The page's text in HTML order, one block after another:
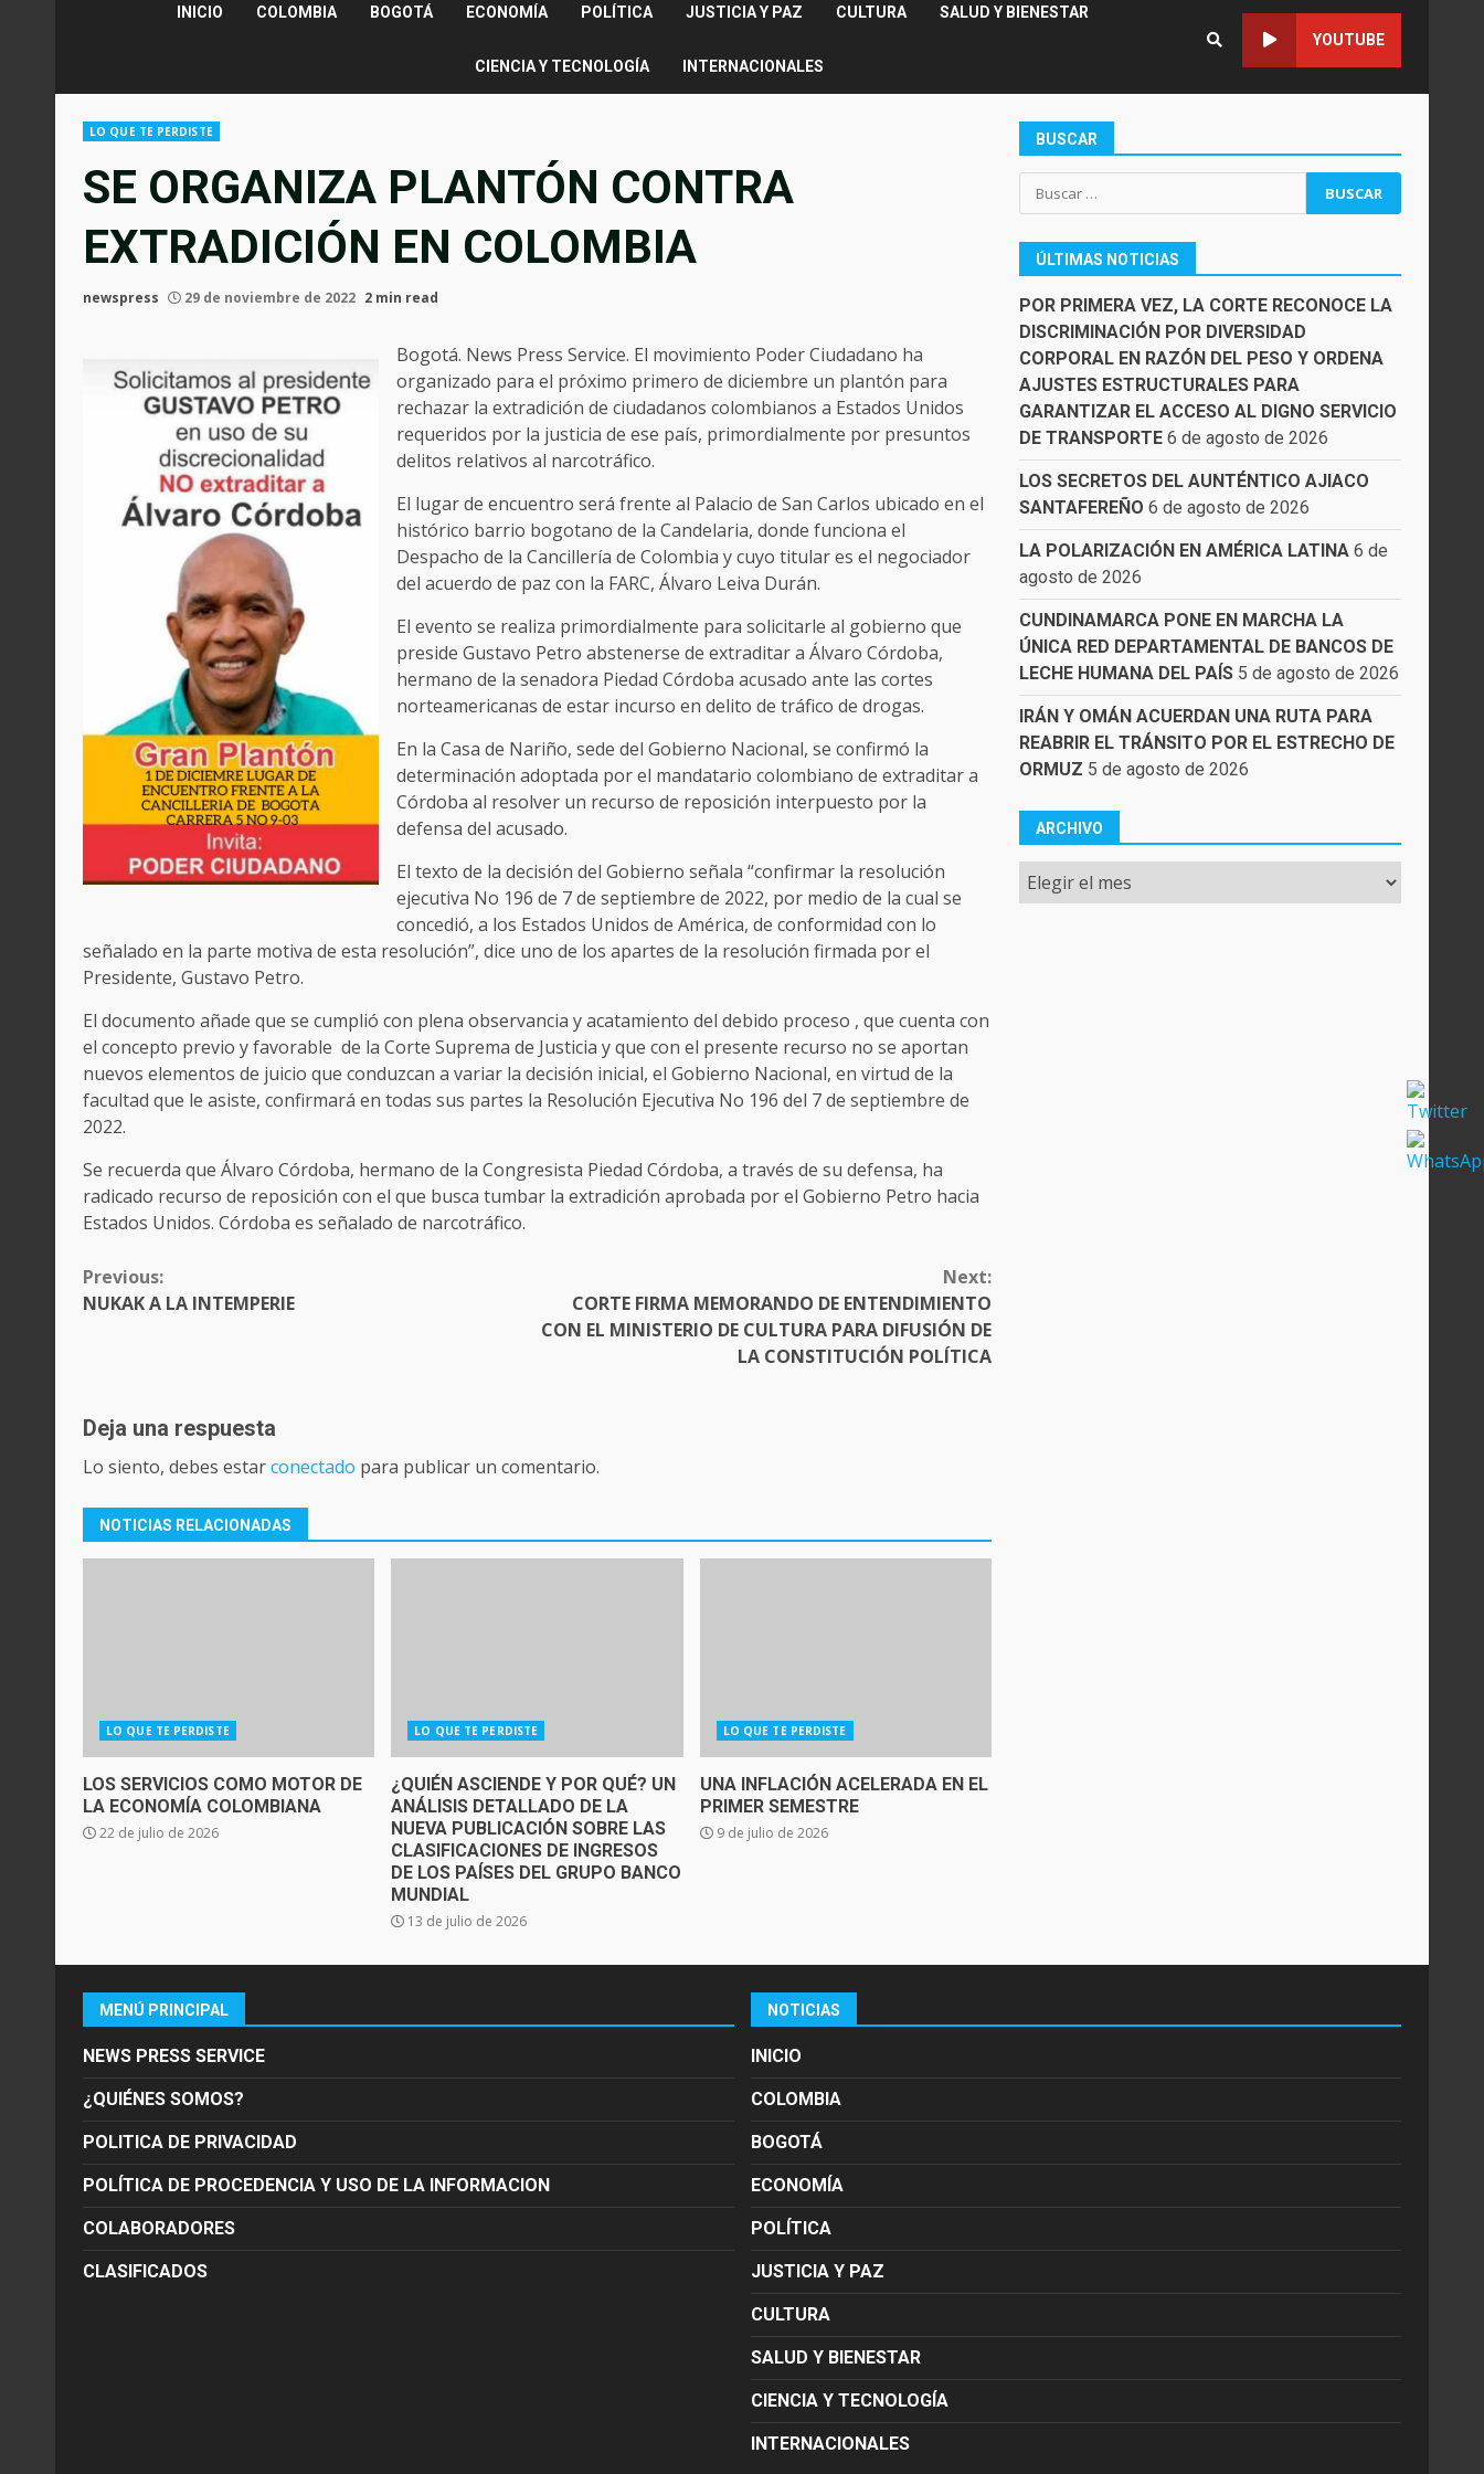
INICIO COLOMBIA BOGOTÁ ECONOMÍA POLÍTICA JUSTICIA Y PAZ CULTURA SALUD Y BIENESTAR
CIENCIA Y TECNOLOGÍA INTERNACIONALES
YOUTUBE
LO QUE TE PERDISTE
SE ORGANIZA PLANTÓN CONTRA
EXTRADICIÓN EN COLOMBIA
newspress 29 de noviembre de 2022 2 min read
Bogotá. News Press Service. El movimiento Poder Ciudadano ha
organizado para el próximo primero de diciembre un plantón para
rechazar la extradición de ciudadanos colombianos a Estados Unidos
requeridos por la justicia de ese país, primordialmente por presuntos
delitos relativos al narcotráfico.
El lugar de encuentro será frente al Palacio de San Carlos ubicado en el
histórico barrio bogotano de la Candelaria, donde funciona el
Despacho de la Cancillería de Colombia y cuyo titular es el negociador
del acuerdo de paz con la FARC, Álvaro Leiva Durán.
El evento se realiza primordialmente para solicitarle al gobierno que
preside Gustavo Petro abstenerse de extraditar a Álvaro Córdoba,
hermano de la senadora Piedad Córdoba acusado ante las cortes
norteamericanas de estar incurso en delito de tráfico de drogas.
En la Casa de Nariño, sede del Gobierno Nacional, se confirmó la
determinación adoptada por el mandatario colombiano de extraditar a
Córdoba al resolver un recurso de reposición interpuesto por la
defensa del acusado.
El texto de la decisión del Gobierno señala “confirmar la resolución
ejecutiva No 196 de 7 de septiembre de 2022, por medio de la cual se
concedió, a los Estados Unidos de América, de conformidad con lo
señalado en la parte motiva de esta resolución”, dice uno de los apartes de la resolución firmada por el
Presidente, Gustavo Petro.
El documento añade que se cumplió con plena observancia y acatamiento del debido proceso , que cuenta con
el concepto previo y favorable de la Corte Suprema de Justicia y que con el presente recurso no se aportan
nuevos elementos de juicio que conduzcan a variar la decisión inicial, el Gobierno Nacional, en virtud de la
facultad que le asiste, confirmará en todas sus partes la Resolución Ejecutiva No 196 del 7 de septiembre de
2022.
Se recuerda que Álvaro Córdoba, hermano de la Congresista Piedad Córdoba, a través de su defensa, ha
radicado recurso de reposición con el que busca tumbar la extradición aprobada por el Gobierno Petro hacia
Estados Unidos. Córdoba es señalado de narcotráfico.
CONTINUE
READING
Previous:
NUKAK A LA INTEMPERIE
Next:
CORTE FIRMA MEMORANDO DE ENTENDIMIENTO
CON EL MINISTERIO DE CULTURA PARA DIFUSIÓN DE
LA CONSTITUCIÓN POLÍTICA
Deja una respuesta
Lo siento, debes estarconectado para publicar un comentario.
NOTICIAS RELACIONADAS
LO QUE TE PERDISTE
LOS SERVICIOS COMO MOTOR DE
LA ECONOMÍA COLOMBIANA
22 de julio de 2026
LO QUE TE PERDISTE
¿QUIÉN ASCIENDE Y POR QUÉ? UN
ANÁLISIS DETALLADO DE LA
NUEVA PUBLICACIÓN SOBRE LAS
CLASIFICACIONES DE INGRESOS
DE LOS PAÍSES DEL GRUPO BANCO
MUNDIAL
13 de julio de 2026
LO QUE TE PERDISTE
UNA INFLACIÓN ACELERADA EN EL
PRIMER SEMESTRE
9 de julio de 2026
BUSCAR
Buscar:
ÚLTIMAS NOTICIAS
POR PRIMERA VEZ, LA CORTE RECONOCE LA
DISCRIMINACIÓN POR DIVERSIDAD
CORPORAL EN RAZÓN DEL PESO Y ORDENA
AJUSTES ESTRUCTURALES PARA
GARANTIZAR EL ACCESO AL DIGNO SERVICIO
DE TRANSPORTE 6 de agosto de 2026
LOS SECRETOS DEL AUNTÉNTICO AJIACO
SANTAFEREÑO 6 de agosto de 2026
LA POLARIZACIÓN EN AMÉRICA LATINA 6 de
agosto de 2026
CUNDINAMARCA PONE EN MARCHA LA
ÚNICA RED DEPARTAMENTAL DE BANCOS DE
LECHE HUMANA DEL PAÍS 5 de agosto de 2026
IRÁN Y OMÁN ACUERDAN UNA RUTA PARA
REABRIR EL TRÁNSITO POR EL ESTRECHO DE
ORMUZ 5 de agosto de 2026
ARCHIVO
Archivo
MENÚ PRINCIPAL
NEWS PRESS SERVICE
¿QUIÉNES SOMOS?
POLITICA DE PRIVACIDAD
POLÍTICA DE PROCEDENCIA Y USO DE LA INFORMACION
COLABORADORES
CLASIFICADOS
NOTICIAS
INICIO
COLOMBIA
BOGOTÁ
ECONOMÍA
POLÍTICA
JUSTICIA Y PAZ
CULTURA
SALUD Y BIENESTAR
CIENCIA Y TECNOLOGÍA
INTERNACIONALES